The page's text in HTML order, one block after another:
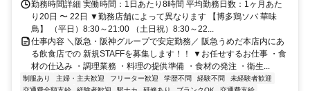
勤務時間詳細 実働時間：1日あたり8時間 平均勤務日数：1ヶ月あた
り20日 〜 22日 ▼勤務店舗によって異なります 【博多鶏ソバ 華味
鳥】 （平日）8:30～21:00 （土日祝）8:30～22...
仕事内容 ＼阪急・阪神グループで安定勤務／ 阪急うめだ本店内にあ
る飲食店での 新規STAFFを募集します！！ ▼お任せするお仕事 ・食
材の仕込み ・調理業務 ・料理の提供準備 ・食材の発注 ・衛生...
制服あり 主婦・主夫歓迎 フリーター歓迎 学歴不問 経験不問
未経験者歓迎